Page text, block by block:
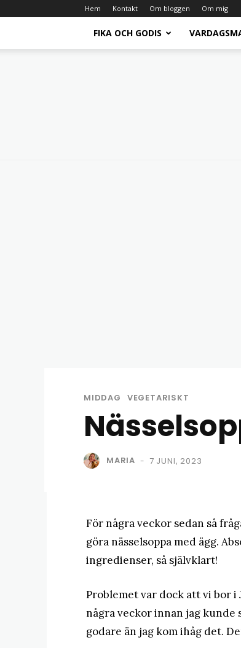
Hem Kontakt Om bloggen Om mig
FIKA OCH GODIS
MIDDAG VEGETARISKT
MARIA - 7 JUNI, 2023
För några veckor sedan så
göra nässelsoppa med ägg.
ingredienser, så självklart!
Problemet var dock att vi bor i
några veckor innan jag kunde
godare än jag kom ihåg det.